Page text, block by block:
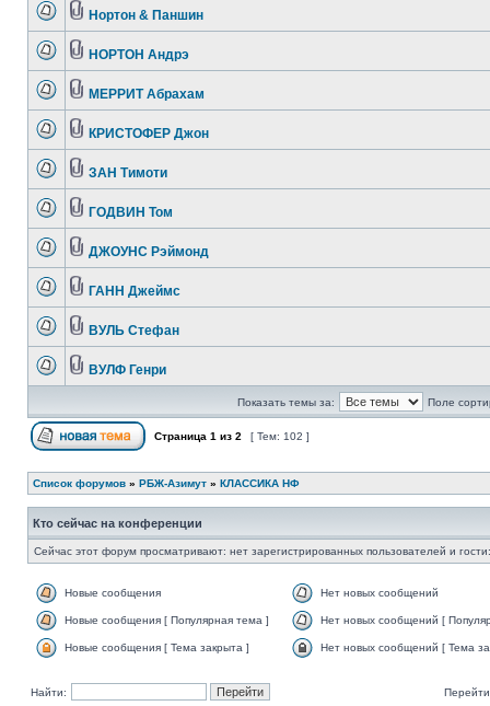
Нортон & Паншин
НОРТОН Андрэ
МЕРРИТ Абрахам
КРИСТОФЕР Джон
ЗАН Тимоти
ГОДВИН Том
ДЖОУНС Рэймонд
ГАНН Джеймс
ВУЛЬ Стефан
ВУЛФ Генри
Показать темы за: Поле
Страница 1 из 2 [ Тем: 102 ]
Список форумов » РБЖ-Азимут » КЛАССИКА НФ
Кто сейчас на конференции
Сейчас этот форум просматривают: нет зарегистрированных пользователей и
Новые сообщения Нет новых сообщений
Новые сообщения [ Популярная тема ] Нет новых сообщений [
Новые сообщения [ Тема закрыта ] Нет новых сообщений [ Тема
Найти: